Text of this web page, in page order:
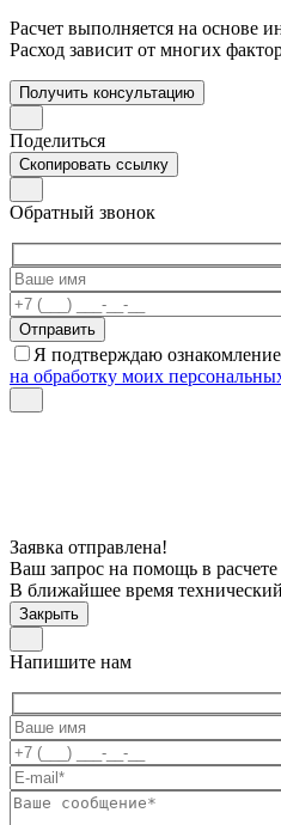
Расчет выполняется на основе
Расход зависит от многих
Получить консультацию
Поделиться
Скопировать ссылку
Обратный звонок
Я подтверждаю
на обработку моих
Заявка отправлена!
Ваш запрос на помощь в
В ближайшее время
Закрыть
Напишите нам